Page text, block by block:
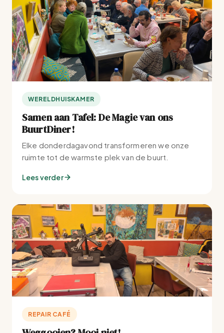
WERELDHUISKAMER
Samen aan Tafel: De Magie van ons
BuurtDiner!
Elke donderdagavond transformeren we onze
ruimte tot de warmste plek van de buurt.
Lees verder
REPAIR CAFÉ